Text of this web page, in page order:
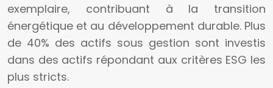
exemplaire, contribuant à la transition
énergétique et au développement durable. Plus
de 40% des actifs sous gestion sont investis
dans des actifs répondant aux critères ESG les
plus stricts.